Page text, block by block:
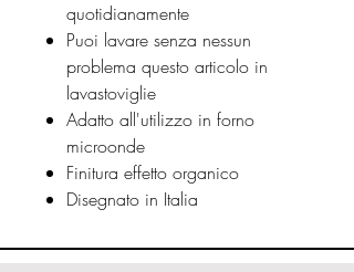
quotidianamente
Puoi lavare senza nessun
problema questo articolo in
lavastoviglie
Adatto all'utilizzo in forno
microonde
Finitura effetto organico
Disegnato in Italia